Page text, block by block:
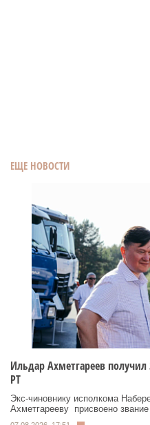
ЕЩЕ НОВОСТИ
Ильдар Ахметгареев получил
РТ
Экс‑чиновнику исполкома
Ахметгарееву присвоено